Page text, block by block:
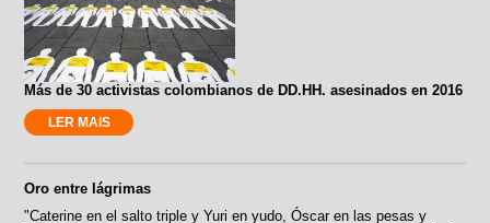
Más de 30 activistas colombianos de DD.HH. asesinados en 2016
LER MAIS
Oro entre lágrimas
"Caterine en el salto triple y Yuri en yudo, Óscar en las pesas y